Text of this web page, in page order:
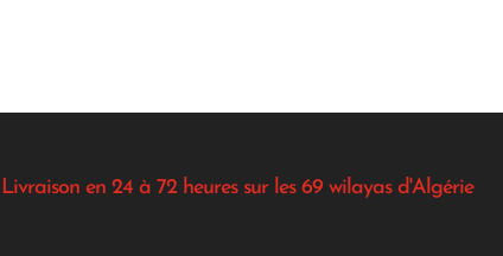
Livraison en 24 à 72 heures sur les 69 wilayas d'Algérie